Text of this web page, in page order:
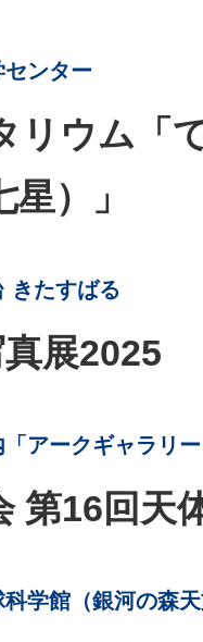
ンター
リウム「
）」
きたすばる
展2025
アークギャラリ
第16回天
科学館（銀河の森